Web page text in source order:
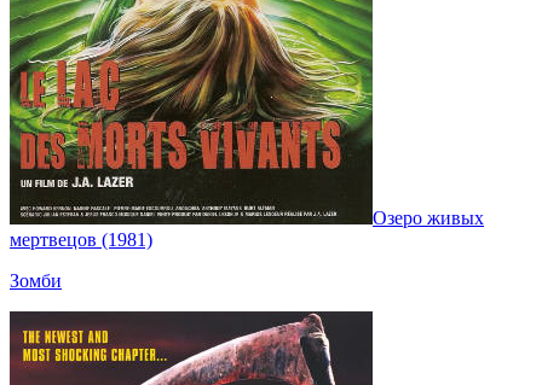
Озеро живых
мертвецов (1981)
Зомби